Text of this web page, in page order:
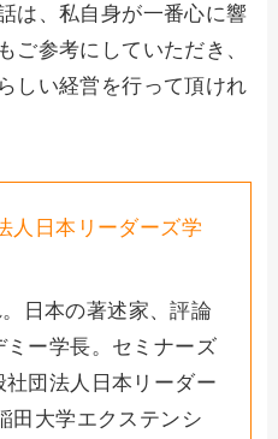
は、私自身が一番心に響
ご参考にしていただき、
しい経営を行って頂けれ
人日本リーダーズ学
日本の著述家、評論
ー学長。セミナーズ
団法人日本リーダー
田大学エクステンシ